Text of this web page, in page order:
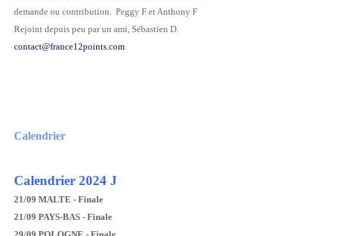
demande ou contribution. Peggy F et Anthony F
Rejoint depuis peu par un ami, Sébastien D.
contact@france12points.com
Calendrier
Calendrier 2024 J
21/09 MALTE - Finale
21/09 PAYS-BAS - Finale